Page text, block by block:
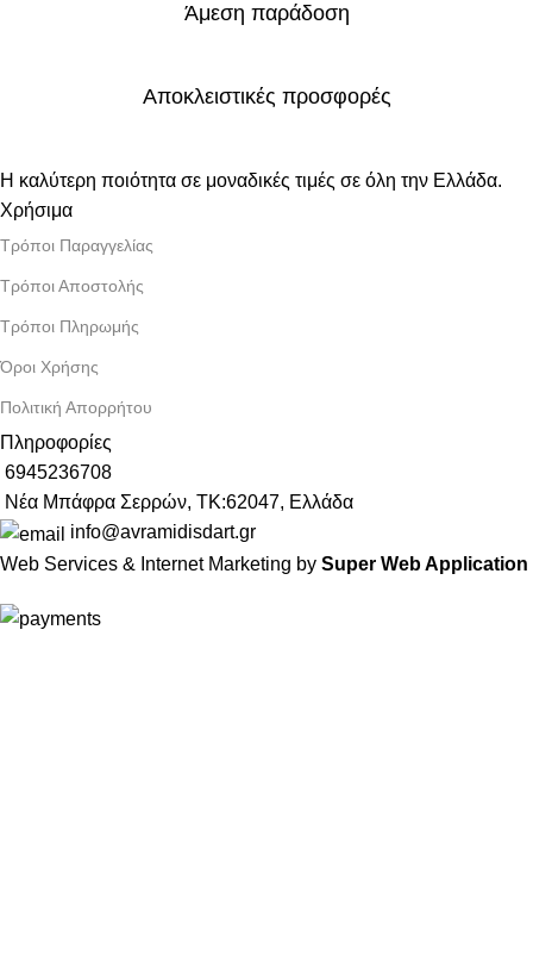
Άμεση παράδοση
Αποκλειστικές προσφορές
Η καλύτερη ποιότητα σε μοναδικές τιμές σε όλη την Ελλάδα.
Χρήσιμα
Τρόποι Παραγγελίας
Τρόποι Αποστολής
Τρόποι Πληρωμής
Όροι Χρήσης
Πολιτική Απορρήτου
Πληροφορίες
6945236708
Νέα Μπάφρα Σερρών, ΤΚ:62047, Ελλάδα
info@avramidisdart.gr
Web Services & Internet Marketing by Super Web Application